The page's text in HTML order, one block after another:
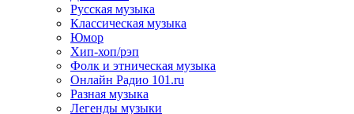
Русская музыка
Классическая музыка
Юмор
Хип-хоп/рэп
Фолк и этническая музыка
Онлайн Радио 101.ru
Разная музыка
Легенды музыки